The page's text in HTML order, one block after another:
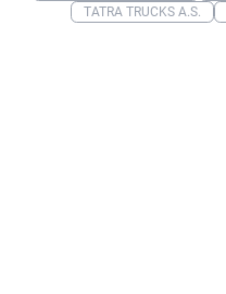
TATRA TRUCKS A.S.